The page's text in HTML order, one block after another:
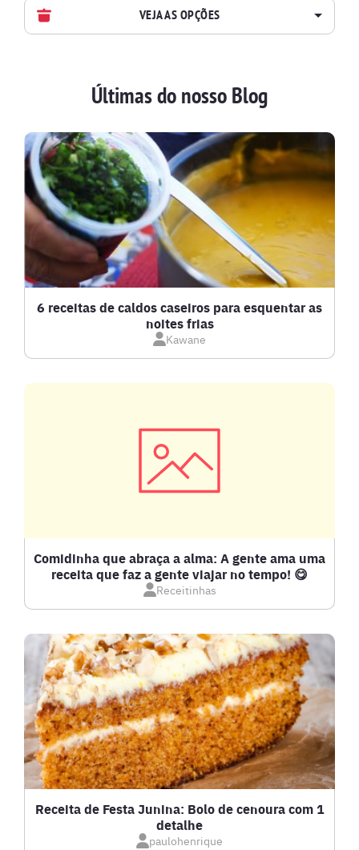
VEJA AS OPÇÕES
BATIDAS
BEBIDAS E DRINKS
BISCOITOS
BOLOS E TORTAS
CALDOS
CARNE BOVINA
COMPOTAS E GELEIAS
DOCES E SOBREMESAS
DRINKS
FRANGO
FRUTOS DO MAR
GRATINADOS
Últimas do nosso Blog
6 receitas de caldos caseiros para esquentar as
noites frias
Kawane
Comidinha que abraça a alma: A gente ama uma
receita que faz a gente viajar no tempo! 😋
Receitinhas
Receita de Festa Junina: Bolo de cenoura com 1
detalhe
paulohenrique